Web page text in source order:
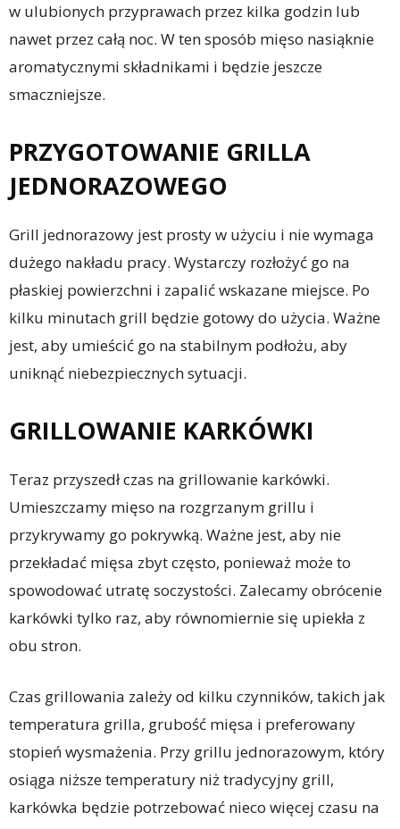
w ulubionych przyprawach przez kilka godzin lub
nawet przez całą noc. W ten sposób mięso nasiąknie
aromatycznymi składnikami i będzie jeszcze
smaczniejsze.
PRZYGOTOWANIE GRILLA
JEDNORAZOWEGO
Grill jednorazowy jest prosty w użyciu i nie wymaga
dużego nakładu pracy. Wystarczy rozłożyć go na
płaskiej powierzchni i zapalić wskazane miejsce. Po
kilku minutach grill będzie gotowy do użycia. Ważne
jest, aby umieścić go na stabilnym podłożu, aby
uniknąć niebezpiecznych sytuacji.
GRILLOWANIE KARKÓWKI
Teraz przyszedł czas na grillowanie karkówki.
Umieszczamy mięso na rozgrzanym grillu i
przykrywamy go pokrywką. Ważne jest, aby nie
przekładać mięsa zbyt często, ponieważ może to
spowodować utratę soczystości. Zalecamy obrócenie
karkówki tylko raz, aby równomiernie się upiekła z
obu stron.
Czas grillowania zależy od kilku czynników, takich jak
temperatura grilla, grubość mięsa i preferowany
stopień wysmażenia. Przy grillu jednorazowym, który
osiąga niższe temperatury niż tradycyjny grill,
karkówka będzie potrzebować nieco więcej czasu na